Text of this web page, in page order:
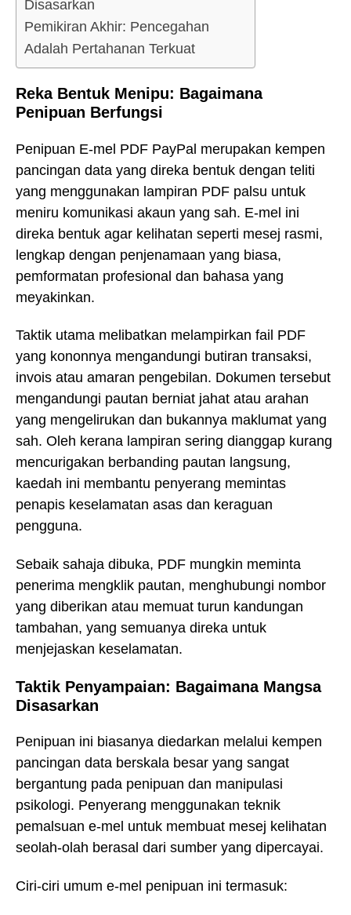
Disasarkan
Pemikiran Akhir: Pencegahan
Adalah Pertahanan Terkuat
Reka Bentuk Menipu: Bagaimana
Penipuan Berfungsi
Penipuan E-mel PDF PayPal merupakan kempen
pancingan data yang direka bentuk dengan teliti
yang menggunakan lampiran PDF palsu untuk
meniru komunikasi akaun yang sah. E-mel ini
direka bentuk agar kelihatan seperti mesej rasmi,
lengkap dengan penjenamaan yang biasa,
pemformatan profesional dan bahasa yang
meyakinkan.
Taktik utama melibatkan melampirkan fail PDF
yang kononnya mengandungi butiran transaksi,
invois atau amaran pengebilan. Dokumen tersebut
mengandungi pautan berniat jahat atau arahan
yang mengelirukan dan bukannya maklumat yang
sah. Oleh kerana lampiran sering dianggap kurang
mencurigakan berbanding pautan langsung,
kaedah ini membantu penyerang memintas
penapis keselamatan asas dan keraguan
pengguna.
Sebaik sahaja dibuka, PDF mungkin meminta
penerima mengklik pautan, menghubungi nombor
yang diberikan atau memuat turun kandungan
tambahan, yang semuanya direka untuk
menjejaskan keselamatan.
Taktik Penyampaian: Bagaimana Mangsa
Disasarkan
Penipuan ini biasanya diedarkan melalui kempen
pancingan data berskala besar yang sangat
bergantung pada penipuan dan manipulasi
psikologi. Penyerang menggunakan teknik
pemalsuan e-mel untuk membuat mesej kelihatan
seolah-olah berasal dari sumber yang dipercayai.
Ciri-ciri umum e-mel penipuan ini termasuk: